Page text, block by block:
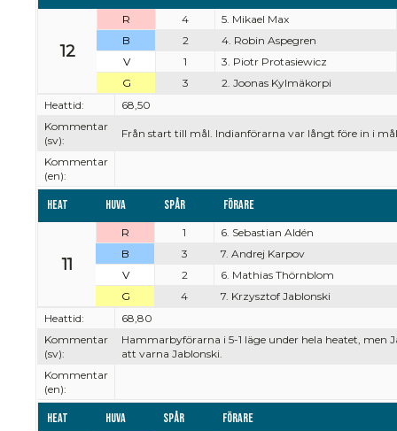
12
R 4
5. Mikael Max
B
2
4. Robin Aspegren
V
1
3. Piotr Protasiewicz
G
3
2. Joonas Kylmäkorpi
Heattid:
68,50
Kommentar
(sv):
Från start till mål. Indianförarna var långt före in i
Kommentar
(en):
Heat Huva Spår Förare
11
R 1
6. Sebastian Aldén
B
3
7. Andrej Karpov
V
2
6. Mathias Thörnblom
G
4
7. Krzysztof Jablonski
Heattid:
68,80
Kommentar
(sv):
Hammarbyförarna i 5-1 läge under hela heatet,
att varna Jablonski.
Kommentar
(en):
Heat Huva Spår Förare